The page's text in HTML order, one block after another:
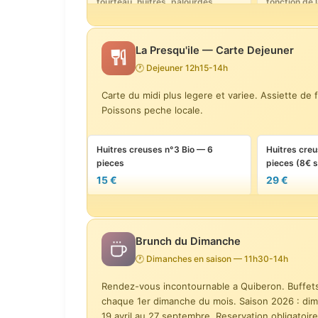
sur commande 24h
59 €
pieces
15 €
pieces (8€
Houmous haricots rouges et
betteraves, legumes au vinaigre
de cidre
17 €
Carpaccio
Jacques,
sarrasin-
22 €
de Lanvaux, chutney aigre-doux
de pomme, poire et gingembre
tartare aux
La Presqu'ile — Carte Dejeuner
🕐 Dejeuner 12h15-14h
Carte du midi plus legere et variee. Assiette
Poissons peche locale.
Huitres creuses n°3 Bio — 6
pieces
15 €
Huitres
pieces (8€
29 €
Beignets aux crevettes panko,
sauce condiment asiatique
17 €
Soupe de
Tataki de Thon Teriyaki au
sesame, legumes sautes
Carpaccio
Jacques,
Brunch du Dimanche
🕐 Dimanches en saison — 11h30-14h
Rendez-vous incontournable a Quiberon.
chaque 1er dimanche du mois. Saison 2026 :